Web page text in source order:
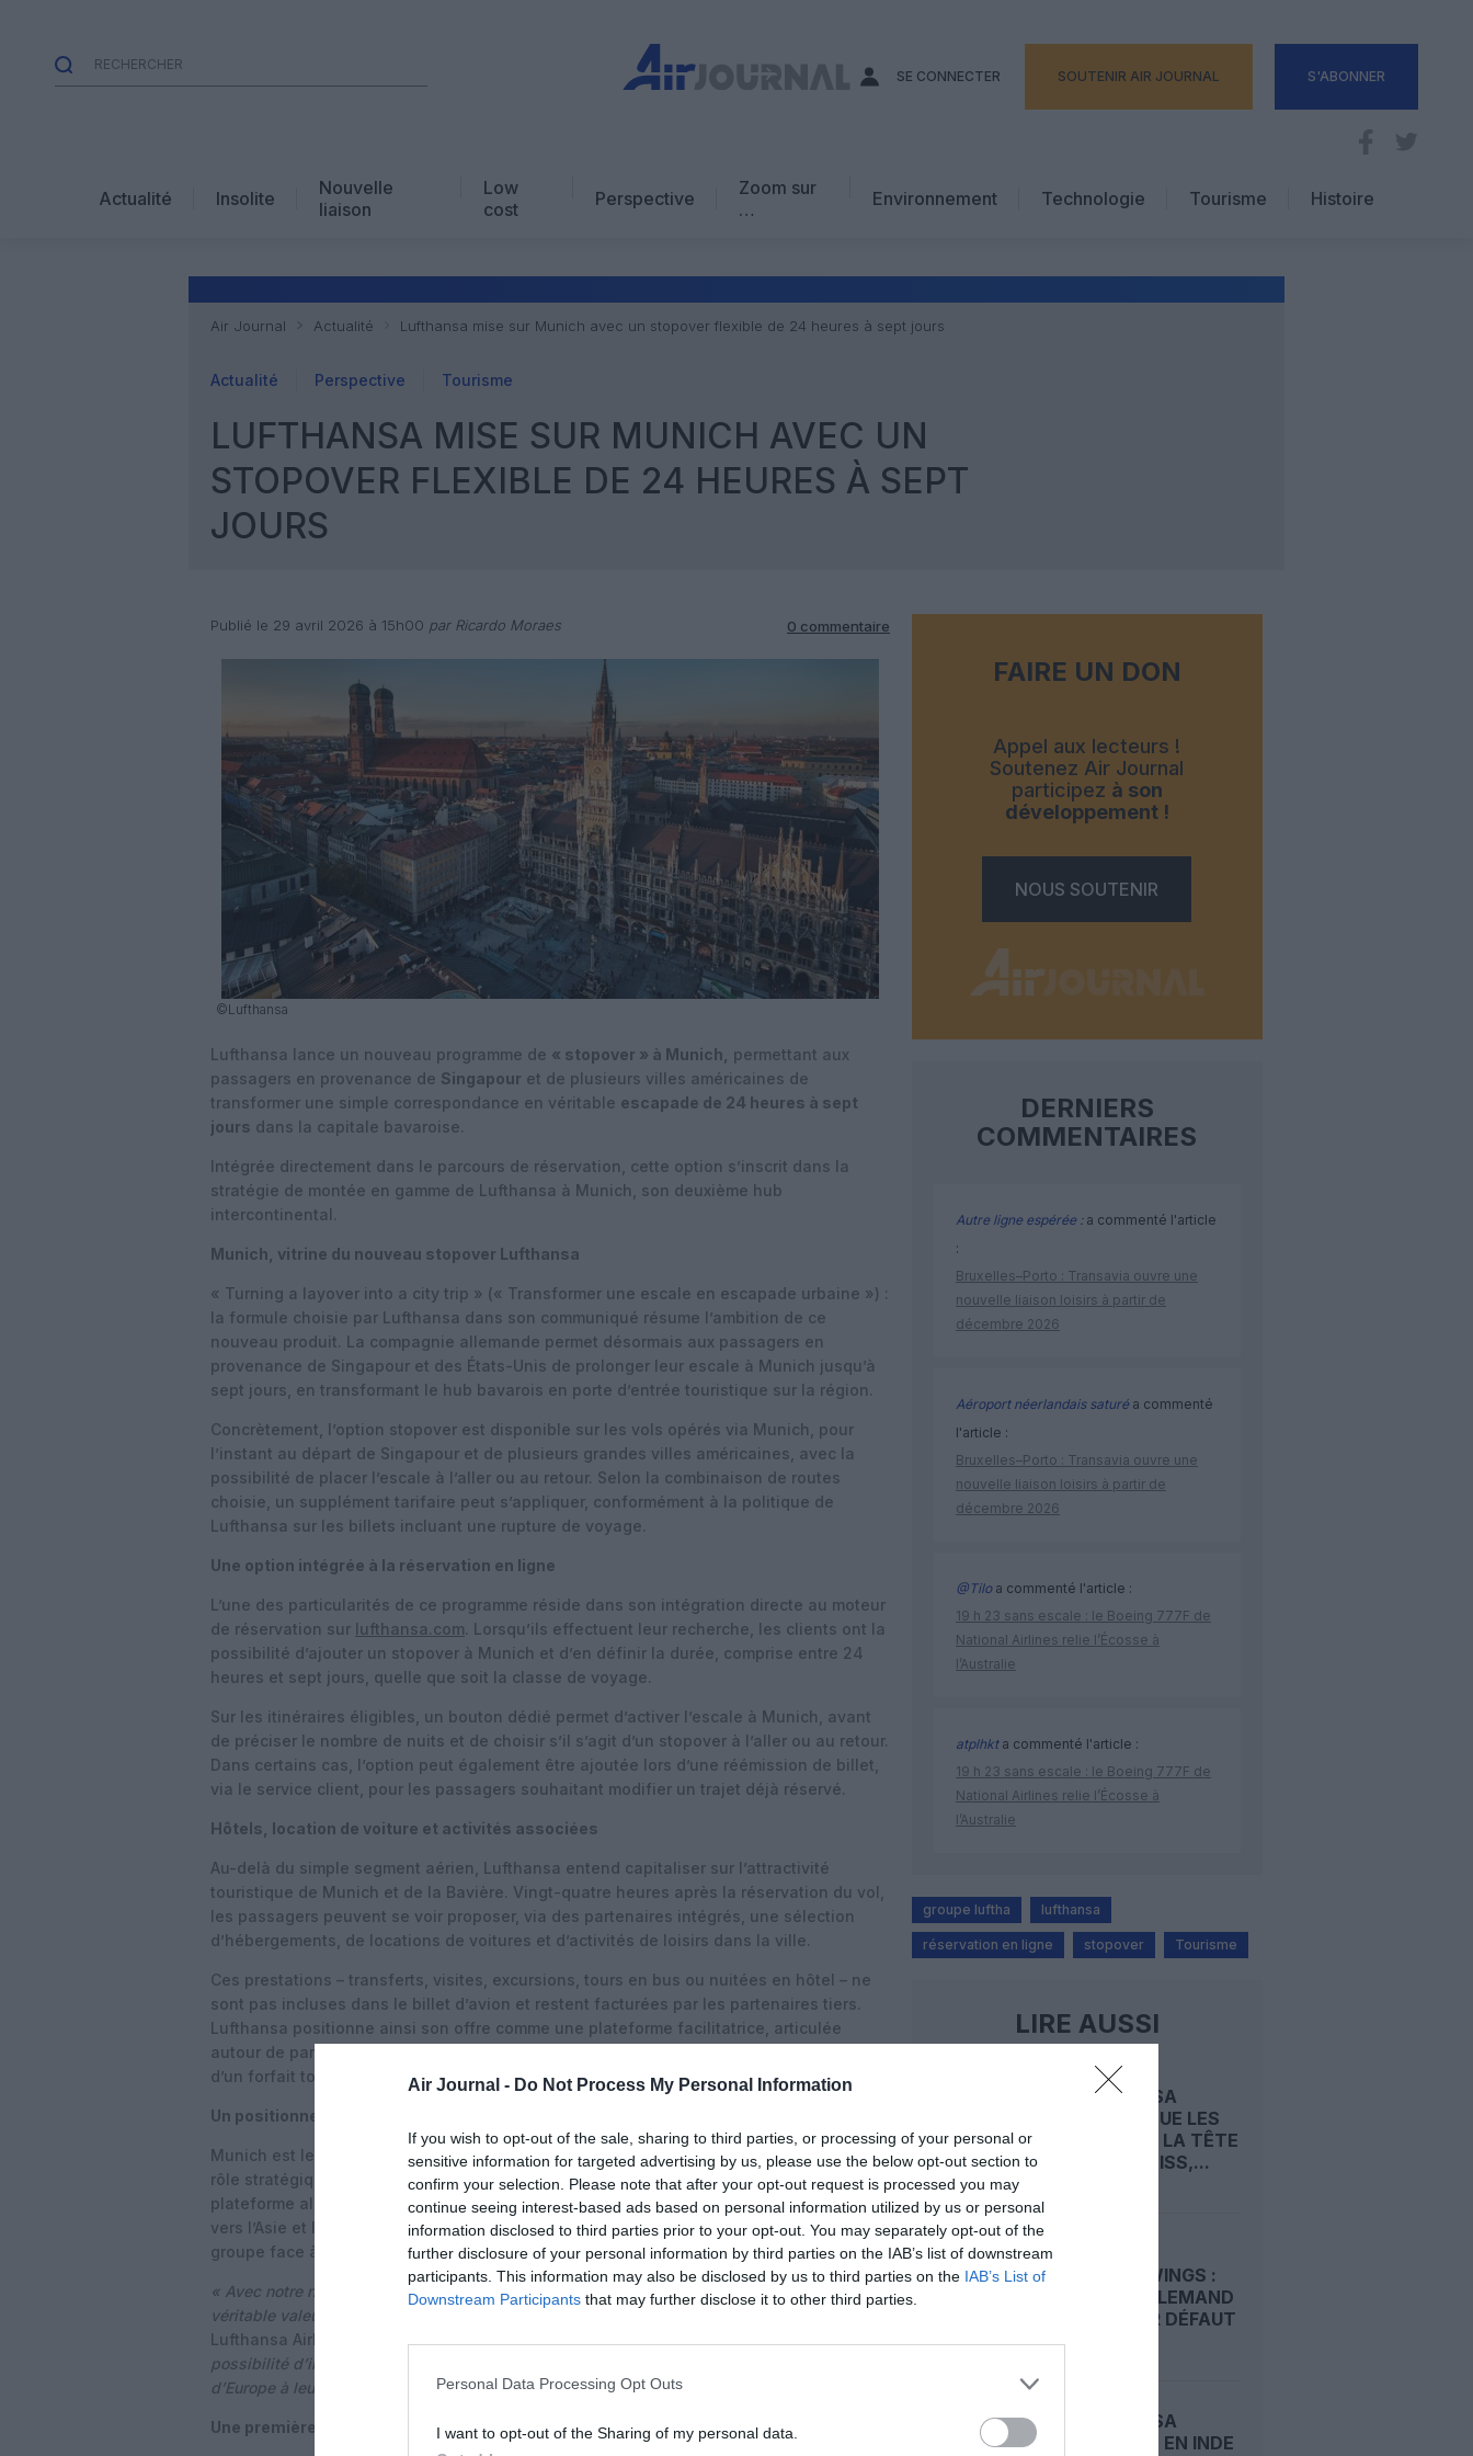
Air Journal - Do Not Process My Personal Information
If you wish to opt-out of the sale, sharing to third parties, or processing of your personal or
sensitive information for targeted advertising by us, please use the below opt-out section to
confirm your selection. Please note that after your opt-out request is processed you may
continue seeing interest-based ads based on personal information utilized by us or personal
information disclosed to third parties prior to your opt-out. You may separately opt-out of the
further disclosure of your personal information by third parties on the IAB’s list of downstream
participants. This information may also be disclosed by us to third parties on the IAB’s List of
Downstream Participants that may further disclose it to other third parties.
Personal Data Processing Opt Outs
I want to opt-out of the Sharing of my personal data.
SE CONNECTER SOUTENIR AIR JOURNAL S'ABONNER
Actualité Insolite
Nouvelle
liaison
Low
cost
Perspective
Zoom sur
…
Avis d’expert
Environnement Technologie
Tourisme
Hôtellerie
Histoire
Air Journal Actualité Lufthansa mise sur Munich avec un stopover flexible de 24 heures à sept jours
Actualité Perspective Tourisme
LUFTHANSA MISE SUR MUNICH AVEC UN
STOPOVER FLEXIBLE DE 24 HEURES À SEPT
JOURS
Publié le 29 avril 2026 à 15h00 par Ricardo Moraes 0 commentaire
©Lufthansa
Lufthansa lance un nouveau programme de « stopover » à Munich,
permettant aux
passagers en provenance de Singapour et de plusieurs villes américaines de
transformer une simple correspondance en véritable escapade de 24 heures à sept
jours dans la capitale bavaroise.
Intégrée directement dans le parcours de réservation, cette option s’inscrit dans la
stratégie de montée en gamme de Lufthansa à Munich, son deuxième hub
intercontinental.
Munich, vitrine du nouveau stopover Lufthansa
« Turning a layover into a city trip » (« Transformer une escale en escapade urbaine ») :
la formule choisie par Lufthansa dans son communiqué résume l’ambition de ce
nouveau produit. La compagnie allemande permet désormais aux passagers en
provenance de Singapour et des États-Unis de prolonger leur escale à Munich jusqu’à
sept jours, en transformant le hub bavarois en porte d’entrée touristique sur la région.
Concrètement, l’option stopover est disponible sur les vols opérés via Munich, pour
l’instant au départ de Singapour et de plusieurs grandes villes américaines, avec la
possibilité de placer l’escale à l’aller ou au retour. Selon la combinaison de routes
choisie, un supplément tarifaire peut s’appliquer, conformément à la politique de
Lufthansa sur les billets incluant une rupture de voyage.
Une option intégrée à la réservation en ligne
L’une des particularités de ce programme réside dans son intégration directe au moteur
de réservation sur lufthansa.com. Lorsqu’ils effectuent leur recherche, les clients ont la
possibilité d’ajouter un stopover à Munich et d’en définir la durée, comprise entre 24
heures et sept jours, quelle que soit la classe de voyage.
Sur les itinéraires éligibles, un bouton dédié permet d’activer l’escale à Munich, avant
de préciser le nombre de nuits et de choisir s’il s’agit d’un stopover à l’aller ou au retour.
Dans certains cas, l’option peut également être ajoutée lors d’une réémission de billet,
via le service client, pour les passagers souhaitant modifier un trajet déjà réservé.
Hôtels, location de voiture et activités associées
Au-delà du simple segment aérien, Lufthansa entend capitaliser sur l’attractivité
touristique de Munich et de la Bavière. Vingt-quatre heures après la réservation du vol,
les passagers peuvent se voir proposer, via des partenaires intégrés, une sélection
d’hébergements, de locations de voitures et d’activités de loisirs dans la ville.
Ces prestations – transferts, visites, excursions, tours en bus ou nuitées en hôtel – ne
sont pas incluses dans le billet d’avion et restent facturées par les partenaires tiers.
Lufthansa positionne ainsi son offre comme une plateforme facilitatrice, articulée
autour de partenariats locaux et d’une logique de « package » modulable plutôt que
d’un forfait tout compris.
Un positionnement assumé sur Munich, hub stratégique
Munich est le premier aéroport choisi pour lancer ce nouveau programme, confirmant le
rôle stratégique du hub bavarois dans le réseau long-courrier de Lufthansa. La
plateforme aligne déjà un large éventail de destinations intercontinentales, notamment
vers l’Asie et l’Amérique du Nord, et constitue un élément clé de la différenciation du
groupe face à la concurrence européenne.
« Avec notre nouveau programme de stopover, nous transformons une escale à Munich en
véritable valeur ajoutée pour nos clients »
Lufthansa Airlines et Hub Manager Munich.
possibilité d’intégrer de manière flexible l’une des villes et des régions les plus attractives
d’Europe à leur voyage, en enrichissant leur vol d’une expérience réellement personnelle »
Une première phase centrée sur Singapour et les États-Unis
FAIRE UN DON
Appel aux lecteurs !
Soutenez Air Journal
participez à son
développement !
NOUS SOUTENIR
DERNIERS
COMMENTAIRES
Autre ligne espérée :a commenté l'article
:
Bruxelles–Porto : Transavia ouvre une
nouvelle liaison loisirs à partir de
décembre 2026
Aéroport néerlandais saturéa commenté
l'article :
Bruxelles–Porto : Transavia ouvre une
nouvelle liaison loisirs à partir de
décembre 2026
@Tiloa commenté l'article :
19 h 23 sans escale : le Boeing 777F de
National Airlines relie l’Écosse à
l’Australie
atplhkta commenté l'article :
19 h 23 sans escale : le Boeing 777F de
National Airlines relie l’Écosse à
l’Australie
groupe luftha lufthansa
réservation en ligne stopover Tourisme
LIRE AUSSI
LUFTHANSA
REDISTRIBUE LES
CARTES À LA TÊTE
D’EDELWEISS,...
GERMANWINGS :
L’ÉTAT ALLEMAND
VISÉ POUR DÉFAUT
LUFTHANSA
ACCÉLÈRE EN INDE